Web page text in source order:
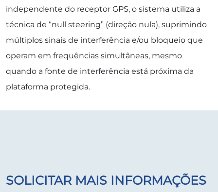
independente do receptor GPS, o sistema utiliza a
técnica de “null steering” (direção nula), suprimindo
múltiplos sinais de interferência e/ou bloqueio que
operam em frequências simultâneas, mesmo
quando a fonte de interferência está próxima da
plataforma protegida.
SOLICITAR MAIS INFORMAÇÕES